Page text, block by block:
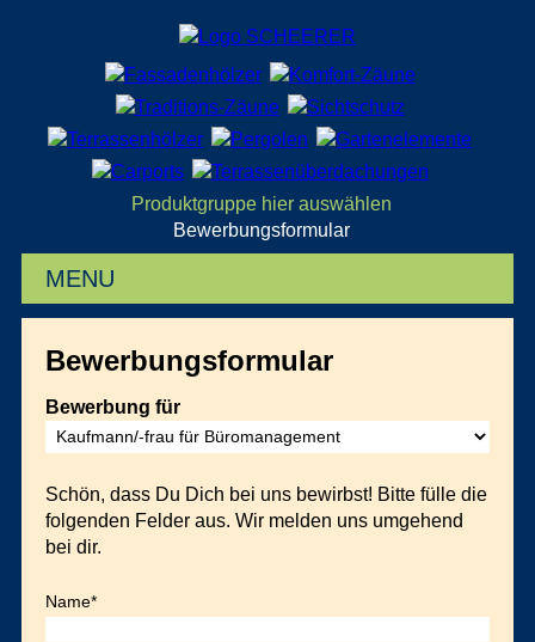
Produktgruppe hier auswählen
Bewerbungsformular
MENU
Bewerbungsformular
Bewerbung für
Schön, dass Du Dich bei uns bewirbst! Bitte fülle die
folgenden Felder aus. Wir melden uns umgehend
bei dir.
Name*